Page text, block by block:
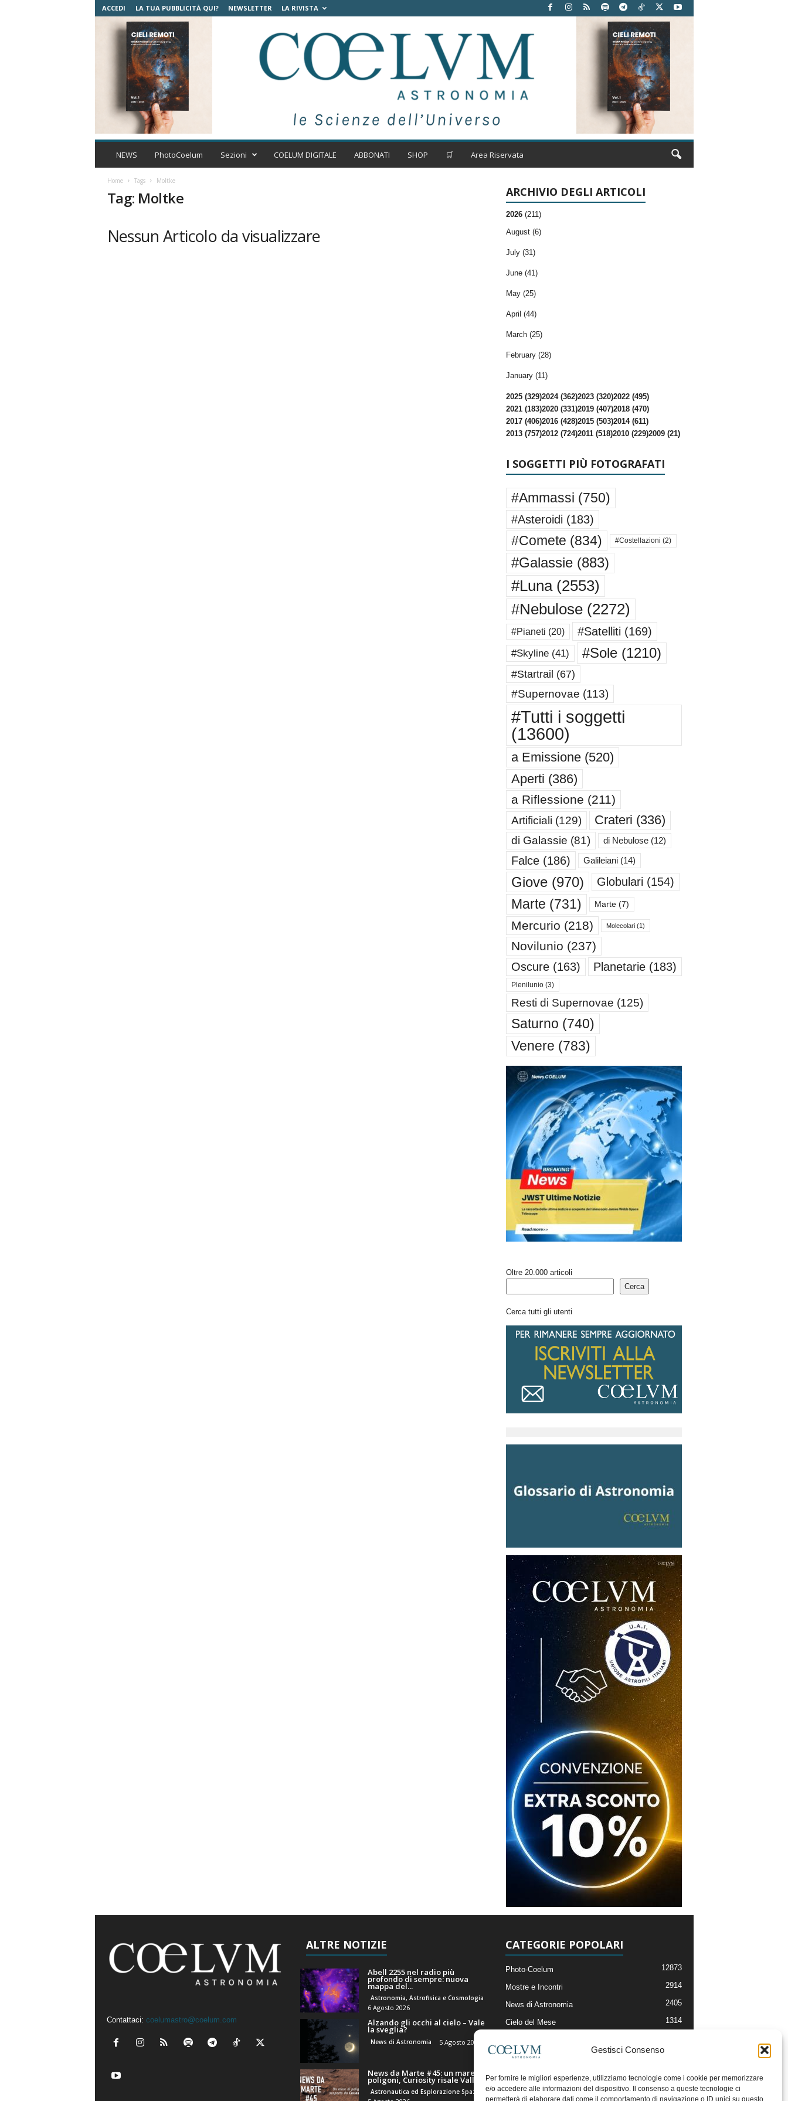
Gestisci Consenso
Per fornire le migliori esperienze, utilizziamo tecnologie come i cookie per memorizzare
e/o accedere alle informazioni del dispositivo. Il consenso a queste tecnologie ci
permetterà di elaborare dati come il comportamento di navigazione o ID unici su questo
ACCEDI LA TUA PUBBLICITÀ QUI? NEWSLETTER LA RIVISTA
C
t
NEWS PhotoCoelum Sezioni COELUM DIGITALE ABBONATI SHOP 🛒 Area Riservata
Home Tags Moltke
Tag: Moltke
Nessun Articolo da visualizzare
ARCHIVIO DEGLI ARTICOLI
2026 (211)
August (6)
July (31)
June (41)
May (25)
April (44)
March (25)
February (28)
January (11)
2025 (329)2024 (362)2023 (320)2022 (495)
2021 (183)2020 (331)2019 (407)2018 (470)
2017 (406)2016 (428)2015 (503)2014 (611)
2013 (757)2012 (724)2011 (518)2010 (229)2009 (21)
I SOGGETTI PIÙ FOTOGRAFATI
#Ammassi (750)
#Asteroidi (183)
#Comete (834) #Costellazioni (2)
#Galassie(883)
#Luna(2553)
#Nebulose(2272)
#Pianeti (20) #Satelliti (169)
#Skyline(41) #Sole(1210)
#Startrail (67)
#Supernovae (113)
#Tutti i soggetti
(13600)
a Emissione(520)
Aperti (386)
a Riflessione (211)
Artificiali (129) Crateri (336)
di Galassie (81) di Nebulose(12)
Falce(186) Galileiani(14)
Giove(970) Globulari (154)
Marte (731) Marte(7)
Mercurio (218) Molecolari(1)
Novilunio (237)
Oscure(163) Planetarie(183)
Plenilunio(3)
Resti di Supernovae (125)
Saturno (740)
Venere (783)
Oltre 20.000 articoli
Cerca
Cerca tutti gli utenti
Contattaci: coelumastro@coelum.com
ALTRE NOTIZIE
Abell 2255 nel radio più
profondo di sempre: nuova
mappa del...
Astronomia, Astrofisica e Cosmologia
6 Agosto 2026
Alzando gli occhi al cielo – Vale
la sveglia?
News di Astronomia 5 Agosto 2026
News da Marte #45: un mare di
poligoni, Curiosity risale Valle...
CATEGORIE POPOLARI
Photo-Coelum 12873
Mostre e Incontri 2914
News di Astronomia 2405
Cielo del Mese 1314
Articoli e Risorse On-Line
Il Blog della Redazione